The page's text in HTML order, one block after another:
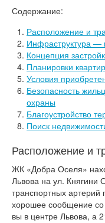
Содержание:
Расположение и
Инфраструктура —
Концепция
Планировки
Условия
Безопасность
охраны
Благоустройство
Поиск
Расположение и
ЖК «Добра Оселя»
Львова на ул. Княгини
транспортных артерий
хорошее сообщение
вы в центре Львова,